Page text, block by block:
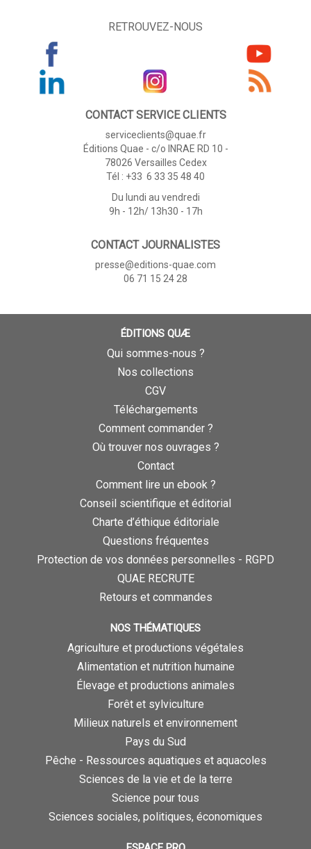
RETROUVEZ-NOUS
CONTACT SERVICE CLIENTS
serviceclients@quae.fr
Éditions Quae - c/o INRAE RD 10 -
78026 Versailles Cedex
Tél : +33 6 33 35 48 40
Du lundi au vendredi
9h - 12h/ 13h30 - 17h
CONTACT JOURNALISTES
presse@editions-quae.com
06 71 15 24 28
ÉDITIONS QUÆ
Qui sommes-nous ?
Nos collections
CGV
Téléchargements
Comment commander ?
Où trouver nos ouvrages ?
Contact
Comment lire un ebook ?
Conseil scientifique et éditorial
Charte d’éthique éditoriale
Questions fréquentes
Protection de vos données personnelles - RGPD
QUAE RECRUTE
Retours et commandes
NOS THÉMATIQUES
Agriculture et productions végétales
Alimentation et nutrition humaine
Élevage et productions animales
Forêt et sylviculture
Milieux naturels et environnement
Pays du Sud
Pêche - Ressources aquatiques et aquacoles
Sciences de la vie et de la terre
Science pour tous
Sciences sociales, politiques, économiques